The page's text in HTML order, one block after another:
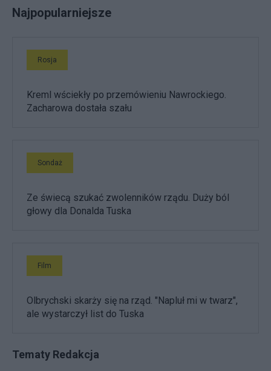
Najpopularniejsze
Rosja
Kreml wściekły po przemówieniu Nawrockiego.
Zacharowa dostała szału
Sondaż
Ze świecą szukać zwolenników rządu. Duży ból
głowy dla Donalda Tuska
Film
Olbrychski skarży się na rząd. "Napluł mi w twarz",
ale wystarczył list do Tuska
Tematy Redakcja